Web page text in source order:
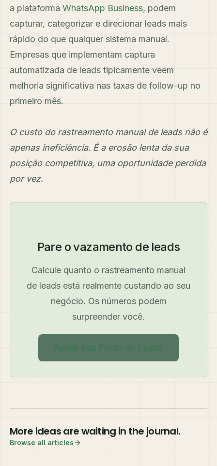
a plataforma WhatsApp Business, podem
capturar, categorizar e direcionar leads mais
rápido do que qualquer sistema manual.
Empresas que implementam captura
automatizada de leads tipicamente veem
melhoria significativa nas taxas de follow-up no
primeiro mês.
O custo do rastreamento manual de leads não é
apenas ineficiência. É a erosão lenta da sua
posição competitiva, uma oportunidade perdida
por vez.
Pare o vazamento de leads
Calcule quanto o rastreamento manual
de leads está realmente custando ao seu
negócio. Os números podem
surpreender você.
Avalie Sua Perda de Leads
More ideas are waiting in the journal.
Browse all articles